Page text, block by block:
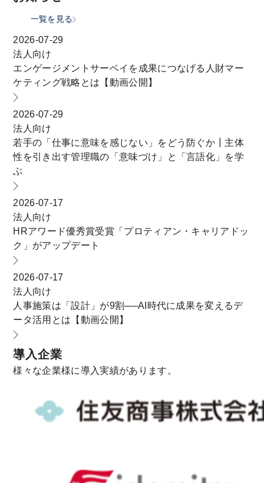
一覧を見る
2026-07-29
法人向け
エンゲージメントサーベイを成果につなげる人財マー
ケティング戦略とは【動画公開】
2026-07-29
法人向け
若手の「仕事に意味を感じない」をどう防ぐか┃主体
性を引き出す管理職の「意味づけ」と「言語化」を学
ぶ
2026-07-17
法人向け
HRアワード優秀賞受賞「プロティアン・キャリアドッ
ク」がアップデート
2026-07-17
法人向け
人事施策は「設計」が9割──AI時代に成果を変えるデ
ータ活用とは【動画公開】
導入企業
様々な企業様に導入実績があります。